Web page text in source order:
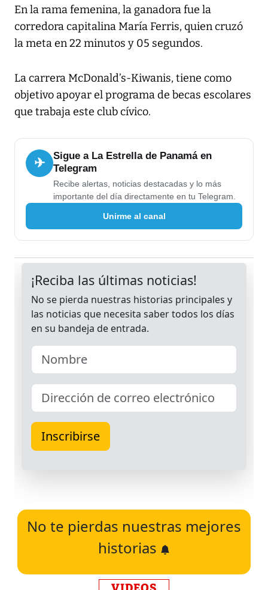
En la rama femenina, la ganadora fue la
corredora capitalina María Ferris, quien cruzó
la meta en 22 minutos y 05 segundos.
La carrera McDonald’s-Kiwanis, tiene como
objetivo apoyar el programa de becas escolares
que trabaja este club cívico.
✈
Sigue a La Estrella de Panamá en
Telegram
Recibe alertas, noticias destacadas y lo más
importante del día directamente en tu Telegram.
Unirme al canal
No te pierdas nuestras mejores
historias